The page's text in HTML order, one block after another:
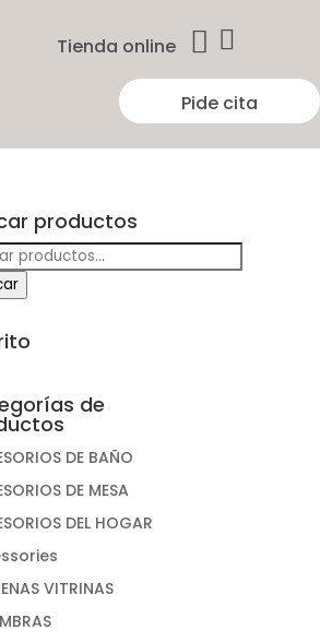
Tienda online  
Pide cita
productos
de
DE BAÑO
DE MESA
DEL HOGAR
VITRINAS